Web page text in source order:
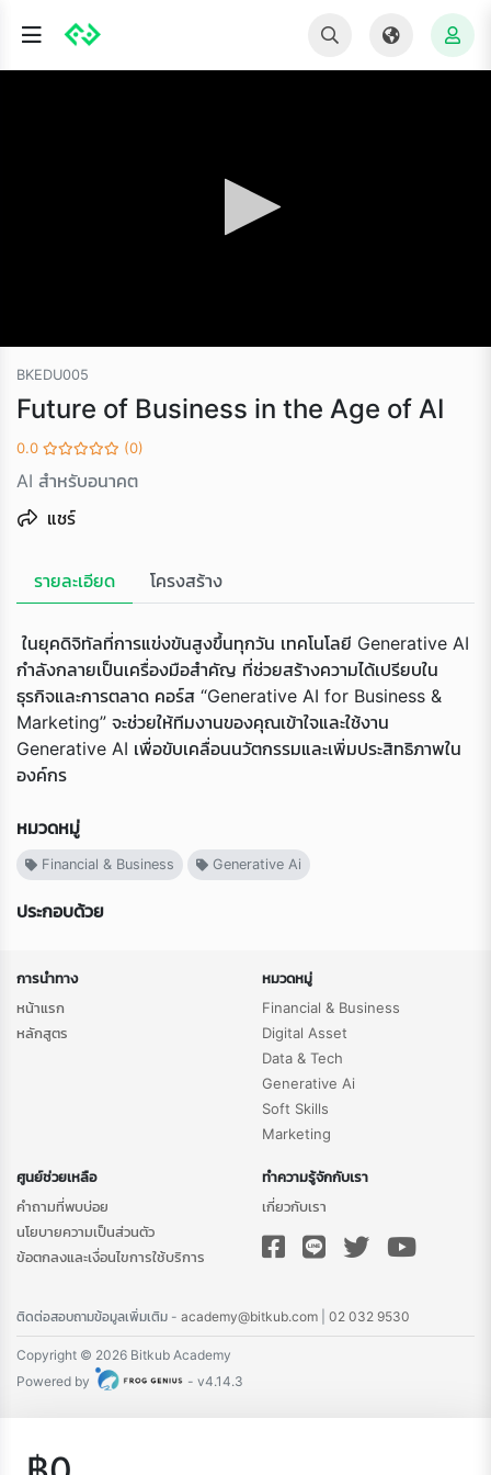
BKEDU005
Future of Business in the Age of AI
0.0 (0)
AI สำหรับอนาคต
แชร์
รายละเอียด โครงสร้าง
ในยุคดิจิทัลที่การแข่งขันสูงขึ้นทุกวัน เทคโนโลยี Generative AI
กำลังกลายเป็นเครื่องมือสำคัญ ที่ช่วยสร้างความได้เปรียบใน
ธุรกิจและการตลาด คอร์ส “Generative AI for Business &
Marketing” จะช่วยให้ทีมงานของคุณเข้าใจและใช้งาน
Generative AI เพื่อขับเคลื่อนนวัตกรรมและเพิ่มประสิทธิภาพใน
องค์กร
หมวดหมู่
Financial & Business Generative Ai
ประกอบด้วย
การนำทาง
หน้าแรก
หลักสูตร
หมวดหมู่
Financial & Business
Digital Asset
Data & Tech
Generative Ai
Soft Skills
Marketing
ศูนย์ช่วยเหลือ
คำถามที่พบบ่อย
นโยบายความเป็นส่วนตัว
ข้อตกลงและเงื่อนไขการใช้บริการ
ทำความรู้จักกับเรา
เกี่ยวกับเรา
ติดต่อสอบถามข้อมูลเพิ่มเติม - academy@bitkub.com 02 032 9530
Copyright © 2026 Bitkub Academy
Powered by
- v4.14.3